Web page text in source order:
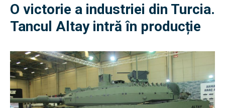
O victorie a industriei din Turcia.
Tancul Altay intră în producție